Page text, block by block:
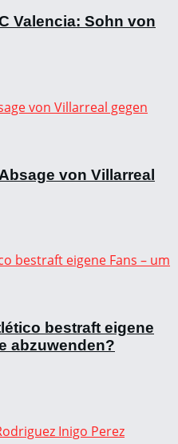
Valencia: Sohn von
von Villarreal
bestraft eigene
abzuwenden?